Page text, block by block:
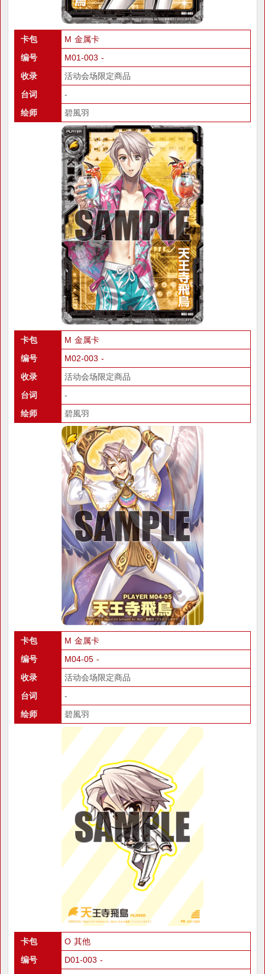
卡包
M 金属卡
编号
M01-003 -
收录
活动会场限定商品
台词
-
绘师
碧風羽
卡包
M 金属卡
编号
M02-003 -
收录
活动会场限定商品
台词
-
绘师
碧風羽
卡包
M 金属卡
编号
M04-05 -
收录
活动会场限定商品
台词
-
绘师
碧風羽
卡包
O 其他
编号
D01-003 -